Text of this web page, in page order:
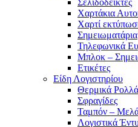
Σελιδοδείκτες
Χαρτάκια
Χαρτί
Σημειωματάρια
Τηλεφωνικά
Μπλοκ –
Ετικέτες
Είδη Λογιστηρίου
Θερμικά Ρολλά
Σφραγίδες
Ταμπόν –
Λογιστικά